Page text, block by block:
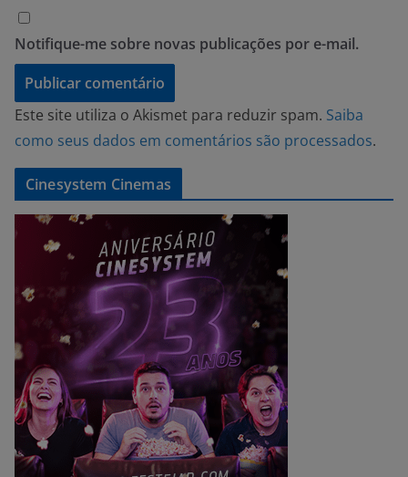
Notifique-me sobre novas publicações por e-mail.
Este site utiliza o Akismet para reduzir spam. Saiba
como seus dados em comentários são processados.
Cinesystem Cinemas